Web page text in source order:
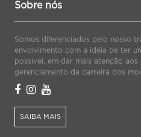
Sobre nós
Somos diferenciados pelo nosso
envolvimento com a idéia de ter
possível, em dar mais atenção
gerenciamento da carreira dos
SAIBA MAIS